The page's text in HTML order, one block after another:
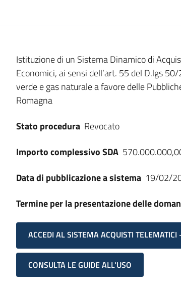
Dati del bando
Istituzione di un Sistema Dinamico di
Economici, ai sensi dell’art. 55 del D.lgs
verde e gas naturale a favore delle
Romagna
Stato procedura Revocato
Importo complessivo SDA
Data di pubblicazione a sistema 19/02/
Termine per la presentazione delle
ACCEDI AL SISTEMA ACQUISTI TELEMATICI
CONSULTA LE GUIDE ALL'USO